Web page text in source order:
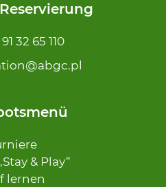
32 65 110
& Play“
lernen